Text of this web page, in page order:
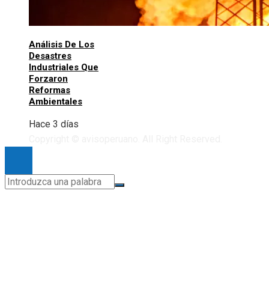
Análisis De Los
Desastres
Industriales Que
Forzaron
Reformas
Ambientales
Hace 3 días